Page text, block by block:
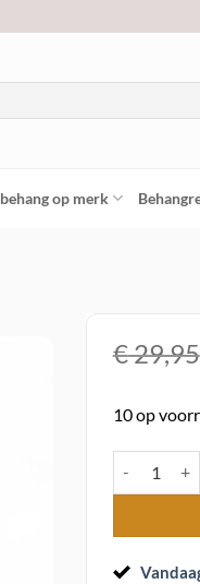
behang op merk
€29,95
10 op